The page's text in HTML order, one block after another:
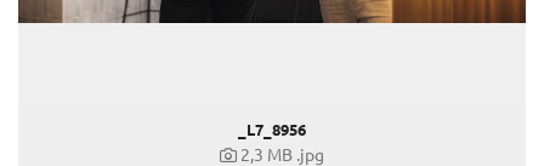
_L7_8956
2,3 MB .jpg